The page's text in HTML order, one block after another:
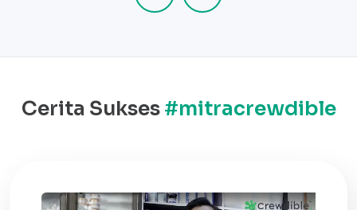
Cerita Sukses#mitracrewdible